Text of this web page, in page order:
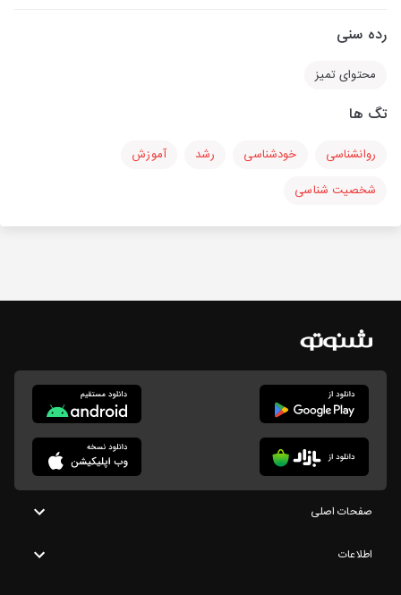
رده سنی
محتوای تمیز
تگ ها
روانشناسی خودشناسی رشد
آموزش
شخصیت شناسی
صفحات اصلی
اطلاعات